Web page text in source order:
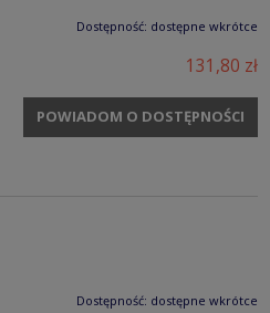
Dostępność: dostępne wkrótce
131,80 zł
POWIADOM O DOSTĘPNOŚCI
Dostępność: dostępne wkrótce